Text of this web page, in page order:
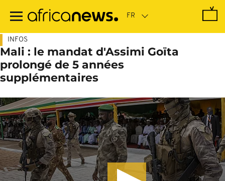
contenu
INFOS
Mali : le mandat d'Assimi Goïta
prolongé de 5 années
supplémentaires